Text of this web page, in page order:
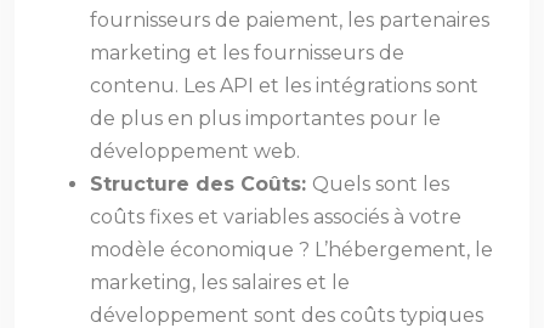
fournisseurs de paiement, les partenaires
marketing et les fournisseurs de
contenu. Les API et les intégrations sont
de plus en plus importantes pour le
développement web.
Structure des Coûts: Quels sont les
coûts fixes et variables associés à votre
modèle économique ? L’hébergement, le
marketing, les salaires et le
développement sont des coûts typiques